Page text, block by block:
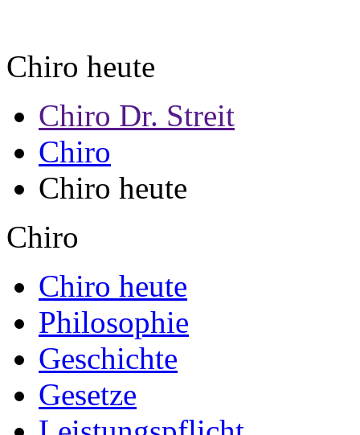
Chiro heute
Chiro Dr. Streit
Chiro
Chiro heute
Chiro
Chiro heute
Philosophie
Geschichte
Gesetze